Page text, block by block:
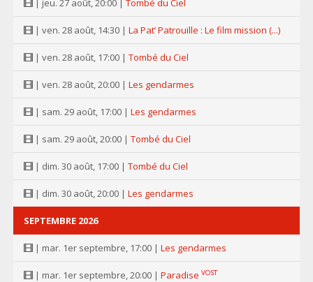
| jeu. 27 août, 20:00 | Tombé du Ciel
| ven. 28 août, 14:30 | La Pat’ Patrouille : Le film mission (...)
| ven. 28 août, 17:00 | Tombé du Ciel
| ven. 28 août, 20:00 | Les gendarmes
| sam. 29 août, 17:00 | Les gendarmes
| sam. 29 août, 20:00 | Tombé du Ciel
| dim. 30 août, 17:00 | Tombé du Ciel
| dim. 30 août, 20:00 | Les gendarmes
SEPTEMBRE 2026
| mar. 1er septembre, 17:00 | Les gendarmes
| mar. 1er septembre, 20:00 | Paradise VOST